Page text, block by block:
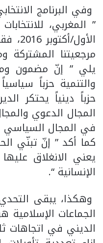
وفي البرنامج
مرجعيتنا المشتركة
يلي ” إنّ مضمون
والتنمية حزباً
حزباً دينياً يحتكر
المجال الدعوي
في المجال السياسي
كما أكد ” إنّ تبنّي
يعني الانغلاق
الإنسانية “.
وهكذا، يبقى
الجماعات الإسلامية
الديني في اتجاهات